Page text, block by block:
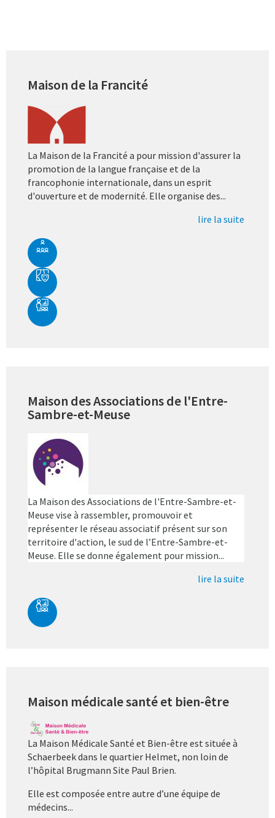
Maison de la Francité
La Maison de la Francité a pour mission d'assurer la
promotion de la langue française et de la
francophonie internationale, dans un esprit
d'ouverture et de modernité. Elle organise des...
lire la suite
Maison des Associations de l'Entre-
Sambre-et-Meuse
La Maison des Associations de l'Entre-Sambre-et-
Meuse vise à rassembler, promouvoir et
représenter le réseau associatif présent sur son
territoire d'action, le sud de l’Entre-Sambre-et-
Meuse. Elle se donne également pour mission...
lire la suite
Maison médicale santé et bien-être
La Maison Médicale Santé et Bien-être est située à
Schaerbeek dans le quartier Helmet, non loin de
l’hôpital Brugmann Site Paul Brien.
Elle est composée entre autre d’une équipe de
médecins...